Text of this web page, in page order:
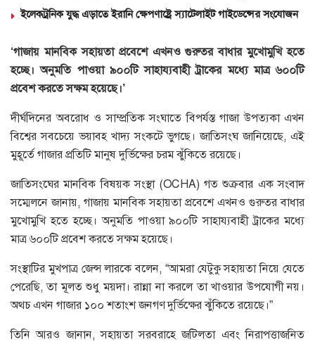
ইলেকট্রনিক যুদ্ধ এড়াতে ইরানি ক্ষেপণাষ্ট্রে স্যাটেলাইট গাইডেন্সের সংযোজন
‘গাজায় মানবিক সহায়তা প্রবেশে এখনও গুরুতর বাধার মুখোমুখি হতে
হচ্ছে। অনুমতি পাওয়া ৯০০টি সাহায্যবাহী ট্রাকের মধ্যে মাত্র ৬০০টি
প্রবেশ করতে সক্ষম হয়েছে।’
দীর্ঘদিনের অবরোধ ও সাম্প্রতিক সংঘাতে বিপর্যস্ত গাজা উপত্যকা এখন
বিশ্বের সবচেয়ে ভয়াবহ খাদ্য সংকটে ভুগছে। জাতিসংঘ জানিয়েছে, এই
মুহূর্তে গাজার প্রতিটি মানুষ দুর্ভিক্ষের চরম ঝুঁকিতে রয়েছে।
জাতিসংঘের মানবিক বিষয়ক সংস্থা (OCHA) গত শুক্রবার এক সংবাদ
সম্মেলনে জানায়, গাজায় মানবিক সহায়তা প্রবেশে এখনও গুরুতর বাধার
মুখোমুখি হতে হচ্ছে। অনুমতি পাওয়া ৯০০টি সাহায্যবাহী ট্রাকের মধ্যে
মাত্র ৬০০টি প্রবেশ করতে সক্ষম হয়েছে।
সংস্থাটির মুখপাত্র জেন্স লারকে বলেন, “আমরা যেটুকু সহায়তা নিয়ে যেতে
পেরেছি, তা মূলত শুধু ময়দা। রান্না না করলে তা খাওয়ার উপযোগী নয়।
অথচ এখন গাজার ১০০ শতাংশ জনগণ দুর্ভিক্ষের ঝুঁকিতে রয়েছে।”
তিনি আরও জানান, সহায়তা সরবরাহে জটিলতা এবং নিরাপত্তাজনিত